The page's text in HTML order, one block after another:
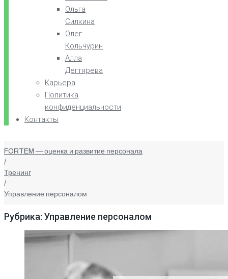
Ольга
Силкина
Олег
Кольчурин
Алла
Дегтярева
Карьера
Политика
конфиденциальности
Контакты
FORTEM — оценка и развитие персонала
/
Тренинг
/
Управление персоналом
Рубрика: Управление персоналом